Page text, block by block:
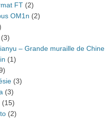
FT (2)
OM1n (2)
(3)
– Grande muraille de Chine
(1)
(3)
(3)
(15)
(2)